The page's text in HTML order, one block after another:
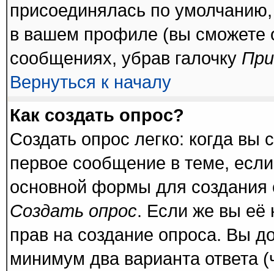
присоединялась по
в вашем профиле (вы сможете
сообщениях, убрав галочку
Вернуться к началу
Как создать опрос?
Создать опрос легко: когда вы
первое сообщение в теме,
основной формы для
Создать опрос. Если же вы её
прав на создание опроса. Вы
минимум два варианта ответа